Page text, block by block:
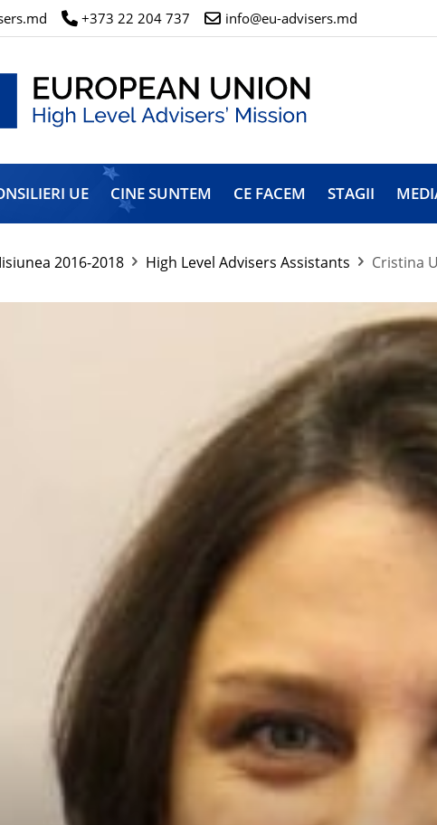
+373 22 204 737 info@eu-advisers.md
UE CINE SUNTEM CE FACEM STAGII
2016-2018 High Level Advisers Assistants Cristina